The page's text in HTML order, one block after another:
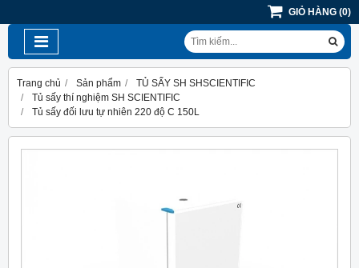
GIỎ HÀNG (0)
Trang chủ Sản phẩm
TỦ SẤY SH SHSCIENTIFIC
Tủ sấy thí nghiệm SH SCIENTIFIC
Tủ sấy đối lưu tự nhiên 220 độ C 150L